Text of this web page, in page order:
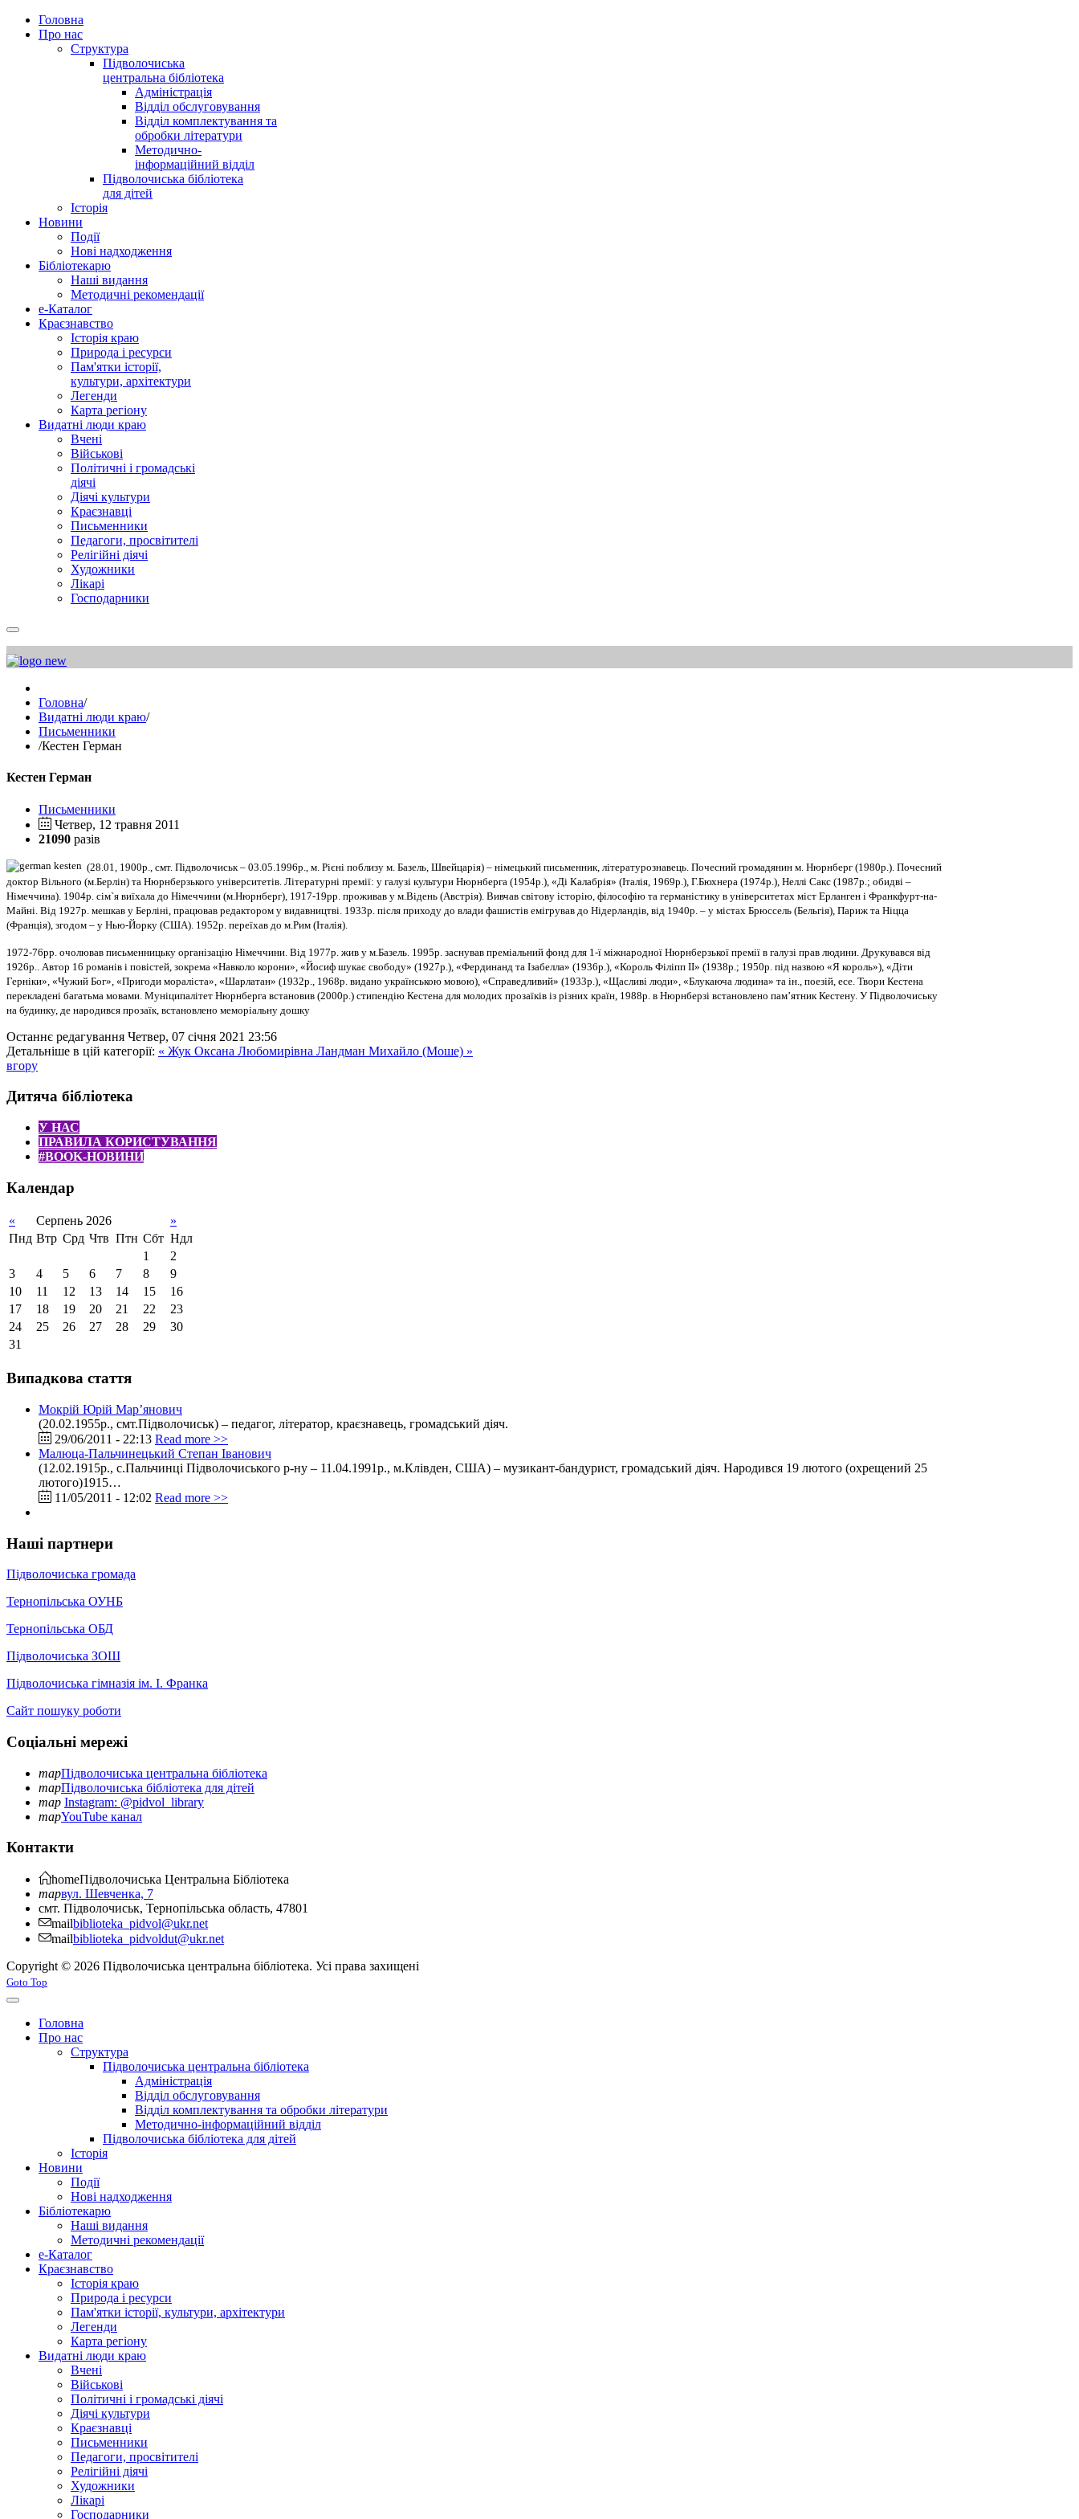
Головна
Про нас
Структура
Підволочиська
центральна бібліотека
Адміністрація
Відділ обслуговування
Відділ комплектування та
обробки літератури
Методично-
інформаційний відділ
Підволочиська бібліотека
для дітей
Історія
Новини
Події
Нові надходження
Бібліотекарю
Наші видання
Методичні рекомендації
e-Каталог
Краєзнавство
Історія краю
Природа і ресурси
Пам'ятки історії,
культури, архітектури
Легенди
Карта регіону
Видатні люди краю
Вчені
Військові
Політичні і громадські
діячі
Діячі культури
Краєзнавці
Письменники
Педагоги, просвітителі
Релігійні діячі
Художники
Лікарі
Господарники
Головна/
Видатні люди краю/
Письменники
/Кестен Герман
Кестен Герман
Письменники
Четвер, 12 травня 2011
21090 разів
(28.01, 1900р., смт. Підволочиськ – 03.05.1996р., м. Рієні поблизу м. Базель, Швейцарія) – німецький письменник, літературознавець. Почесний громадянин м. Нюрнберг (1980р.). Почесний
доктор Вільного (м.Берлін) та Нюрнберзького університетів. Літературні премії: у галузі культури Нюрнберга (1954р.), «Ді Калабрія» (Італія, 1969р.), Г.Бюхнера (1974р.), Неллі Сакс (1987р.; обидві –
Німеччина). 1904р. сім`я виїхала до Німеччини (м.Нюрнберг), 1917-19рр. проживав у м.Відень (Австрія). Вивчав світову історію, філософію та германістику в університетах міст Ерланген і Франкфурт-на-
Майні. Від 1927р. мешкав у Берліні, працював редактором у видавництві. 1933р. після приходу до влади фашистів емігрував до Нідерландів, від 1940р. – у містах Брюссель (Бельгія), Париж та Ніцца
(Франція), згодом – у Нью-Йорку (США). 1952р. переїхав до м.Рим (Італія).
1972-76рр. очолював письменницьку організацію Німеччини. Від 1977р. жив у м.Базель. 1995р. заснував преміальний фонд для 1-ї міжнародної Нюрнберзької премії в галузі прав людини. Друкувався від
1926р.. Автор 16 романів і повістей, зокрема «Навколо корони», «Йосиф шукає свободу» (1927р.), «Фердинанд та Ізабелла» (1936р.), «Король Філіпп ІІ» (1938р.; 1950р. під назвою «Я король»), «Діти
Герніки», «Чужий Бог», «Пригоди мораліста», «Шарлатан» (1932р., 1968р. видано українською мовою), «Справедливий» (1933р.), «Щасливі люди», «Блукаюча людина» та ін., поезій, есе. Твори Кестена
перекладені багатьма мовами. Муніципалітет Нюрнберга встановив (2000р.) стипендію Кестена для молодих прозаїків із різних країн, 1988р. в Нюрнберзі встановлено пам’ятник Кестену. У Підволочиську
на будинку, де народився прозаїк, встановлено меморіальну дошку
Останнє редагування Четвер, 07 січня 2021 23:56
Детальніше в цій категорії: « Жук Оксана Любомирівна Ландман Михайло (Моше) »
вгору
Дитяча бібліотека
У НАС
ПРАВИЛА КОРИСТУВАННЯ
#BOOK-НОВИНИ
Календар
« Серпень 2026
»
Пнд Втр Срд Чтв Птн Сбт Ндл
1
2
3
4 5 6 7 8
9
10
11 12 13 14 15
16
17
18 19 20 21 22
23
24
25 26 27 28 29
30
31
Випадкова стаття
Мокрій Юрій Мар’янович
(20.02.1955р., смт.Підволочиськ) – педагог, літератор, краєзнавець, громадський діяч.
29/06/2011 - 22:13 Read more >>
Малюца-Пальчинецький Степан Іванович
(12.02.1915р., с.Пальчинці Підволочиського р-ну – 11.04.1991р., м.Клівден, США) – музикант-бандурист, громадський діяч. Народився 19 лютого (охрещений 25
лютого)1915…
11/05/2011 - 12:02 Read more >>
Наші партнери
Підволочиська громада
Тернопільська ОУНБ
Тернопільська ОБД
Підволочиська ЗОШ
Підволочиська гімназія ім. І. Франка
Сайт пошуку роботи
Соціальні мережі
mapПідволочиська центральна бібліотека
mapПідволочиська бібліотека для дітей
map Instagram: @pidvol_library
mapYouTube канал
Контакти
homeПідволочиська Центральна Бібліотека
mapвул. Шевченка, 7
смт. Підволочиськ, Тернопільська область, 47801
mailbiblioteka_pidvol@ukr.net
mailbiblioteka_pidvoldut@ukr.net
Copyright © 2026 Підволочиська центральна бібліотека. Усі права захищені
Joomla! 3 Templates
Goto Top
Головна
Про нас
Структура
Підволочиська центральна бібліотека
Адміністрація
Відділ обслуговування
Відділ комплектування та обробки літератури
Методично-інформаційний відділ
Підволочиська бібліотека для дітей
Історія
Новини
Події
Нові надходження
Бібліотекарю
Наші видання
Методичні рекомендації
e-Каталог
Краєзнавство
Історія краю
Природа і ресурси
Пам'ятки історії, культури, архітектури
Легенди
Карта регіону
Видатні люди краю
Вчені
Військові
Політичні і громадські діячі
Діячі культури
Краєзнавці
Письменники
Педагоги, просвітителі
Релігійні діячі
Художники
Лікарі
Господарники